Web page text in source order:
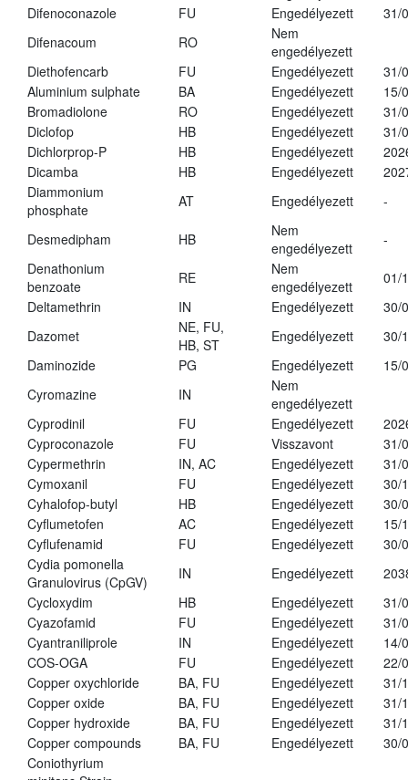
Difenoconazole
FU Engedélyezett
31/
Difenacoum
RO
Nem
engedélyezett
Diethofencarb
FU Engedélyezett
31/
Aluminium sulphate
BA Engedélyezett
15/
Bromadiolone
RO Engedélyezett
31/
Diclofop
HB Engedélyezett
31/
Dichlorprop-P
HB Engedélyezett
Dicamba
HB Engedélyezett
Diammonium
phosphate
AT Engedélyezett -
Desmedipham HB
Nem
engedélyezett
-
Denathonium
benzoate
RE
Nem
engedélyezett
01/
Deltamethrin
IN Engedélyezett
30/
Dazomet
NE, FU,
HB, ST
Engedélyezett
30/
Daminozide
PG Engedélyezett
15/
Cyromazine
IN
Nem
engedélyezett
Cyprodinil
FU Engedélyezett
Cyproconazole
FU Visszavont
31/
Cypermethrin
IN, AC Engedélyezett
31/
Cymoxanil
FU Engedélyezett
30/
Cyhalofop-butyl
HB Engedélyezett
30/
Cyflumetofen
AC Engedélyezett
15/
Cyflufenamid
FU Engedélyezett
30/
Cydia pomonella
Granulovirus (CpGV)
IN Engedélyezett
Cycloxydim
HB Engedélyezett
31/
Cyazofamid
FU Engedélyezett
31/
Cyantraniliprole
IN Engedélyezett
14/
COS-OGA
FU Engedélyezett
22/
Copper oxychloride
BA, FU Engedélyezett
31/
Copper oxide
BA, FU Engedélyezett
31/
Copper hydroxide
BA, FU Engedélyezett
31/
Copper compounds
BA, FU Engedélyezett
30/
Coniothyrium